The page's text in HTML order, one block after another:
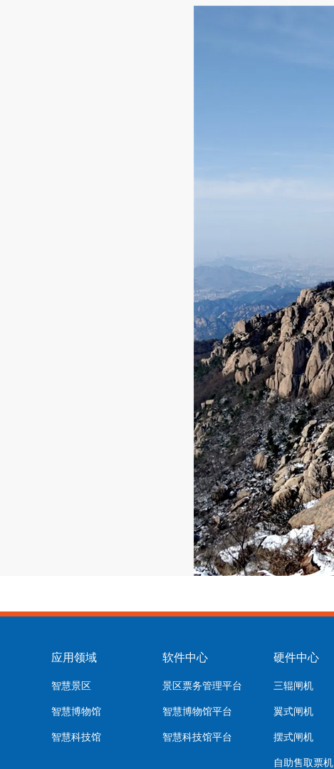
应用领域
智慧景区
智慧博物馆
智慧科技馆
软件中心
景区票务管理平台
智慧博物馆平台
智慧科技馆平台
硬件中心
三辊闸机
翼式闸机
摆式闸机
自助售取票机